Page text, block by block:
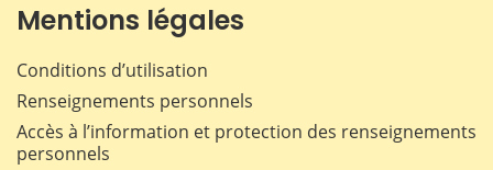
Mentions légales
Conditions d’utilisation
Renseignements personnels
Accès à l’information et protection des renseignements
personnels